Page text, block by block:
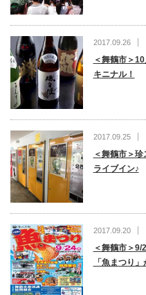
2017.09.26
＜舞鶴市＞
キニナル！
2017.09.25
＜舞鶴市＞
ライブイン♪
2017.09.20
＜舞鶴市＞9/
「魚まつり」